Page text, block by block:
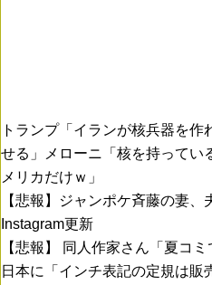
トランプ「イランが核兵器を
せる」メローニ「核を持ってい
メリカだけｗ」
【悲報】ジャンポケ斉藤の妻
Instagram更新
【悲報】 同人作家さん「夏コ
日本に「インチ表記の定規は